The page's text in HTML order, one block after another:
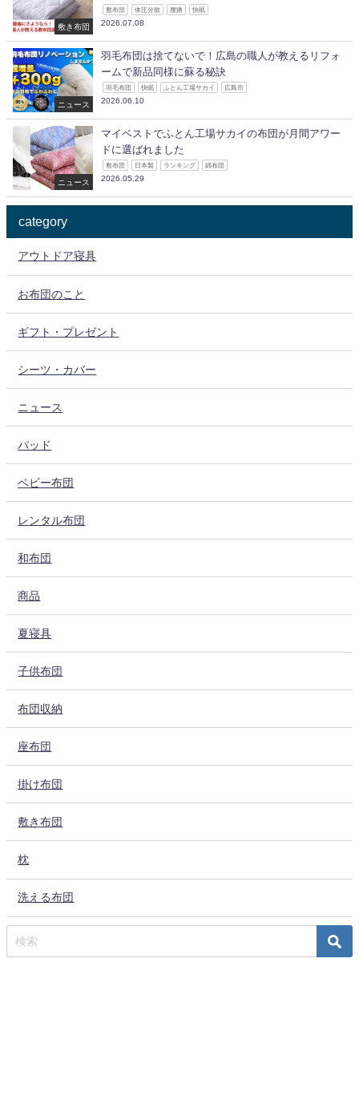
敷き布団
敷布団 体圧分散 腰痛 快眠
2026.07.08
ニュース
羽毛布団は捨てないで！広島の職人が教えるリフォ
ームで新品同様に蘇る秘訣
羽毛布団 快眠 ふとん工場サカイ 広島市
2026.06.10
ニュース
マイベストでふとん工場サカイの布団が月間アワー
ドに選ばれました
敷布団 日本製 ランキング 綿布団
2026.05.29
category
アウトドア寝具
お布団のこと
ギフト・プレゼント
シーツ・カバー
ニュース
パッド
ベビー布団
レンタル布団
和布団
商品
夏寝具
子供布団
布団収納
座布団
掛け布団
敷き布団
枕
洗える布団